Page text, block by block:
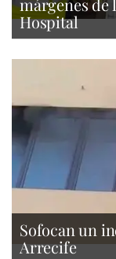
márgenes de
Hospital
Sofocan un
Arrecife